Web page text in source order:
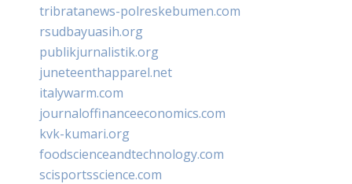
tribratanews-polreskebumen.com
rsudbayuasih.org
publikjurnalistik.org
juneteenthapparel.net
italywarm.com
journaloffinanceeconomics.com
kvk-kumari.org
foodscienceandtechnology.com
scisportsscience.com